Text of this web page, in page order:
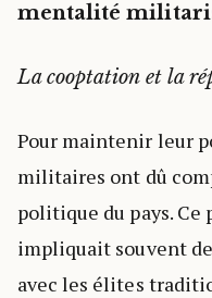
mentalité
La cooptation et la
Pour maintenir leur
militaires ont dû
politique du pays. Ce
impliquait souvent
avec les élites